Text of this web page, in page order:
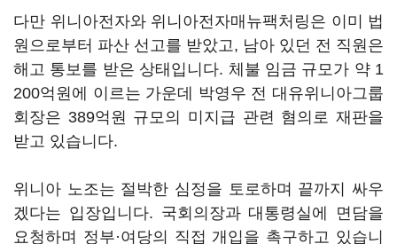
다만 위니아전자와 위니아전자매뉴팩처링은 이미 법
원으로부터 파산 선고를 받았고, 남아 있던 전 직원은
해고 통보를 받은 상태입니다. 체불 임금 규모가 약 1
200억원에 이르는 가운데 박영우 전 대유위니아그룹
회장은 389억원 규모의 미지급 관련 혐의로 재판을
받고 있습니다.
위니아 노조는 절박한 심정을 토로하며 끝까지 싸우
겠다는 입장입니다. 국회의장과 대통령실에 면담을
요청하며 정부·여당의 직접 개입을 촉구하고 있습니